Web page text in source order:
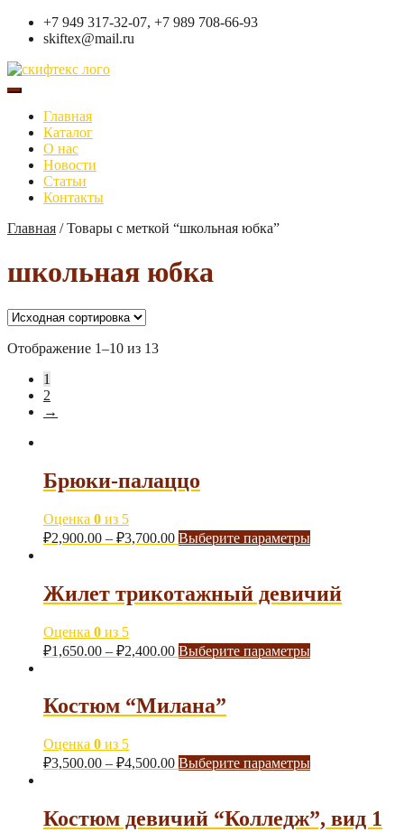
+7 949 317-32-07, +7 989 708-66-93
skiftex@mail.ru
Главная
Каталог
О нас
Новости
Статьи
Контакты
Главная /Товары с меткой “школьная юбка”
школьная юбка
Отображение 1–10 из 13
1
2
→
Брюки-палаццо
Оценка 0 из 5
₽2,900.00 – ₽3,700.00 Выберите параметры
Жилет трикотажный девичий
Оценка 0 из 5
₽1,650.00 – ₽2,400.00 Выберите параметры
Костюм “Милана”
Оценка 0 из 5
₽3,500.00 – ₽4,500.00 Выберите параметры
Костюм девичий “Колледж”, вид 1